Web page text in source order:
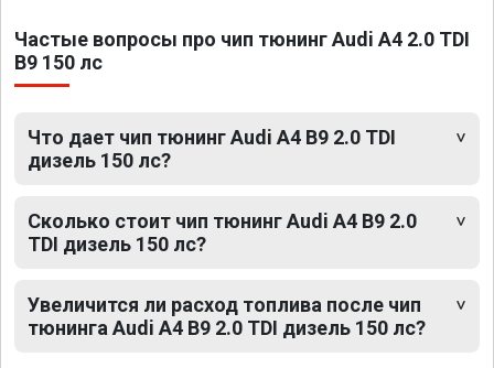
Частые вопросы про чип тюнинг Audi A4 2.0 TDI
B9 150 лс
Что дает чип тюнинг Audi A4 B9 2.0 TDI
дизель 150 лс?
Сколько стоит чип тюнинг Audi A4 B9 2.0
TDI дизель 150 лс?
Увеличится ли расход топлива после чип
тюнинга Audi A4 B9 2.0 TDI дизель 150 лс?